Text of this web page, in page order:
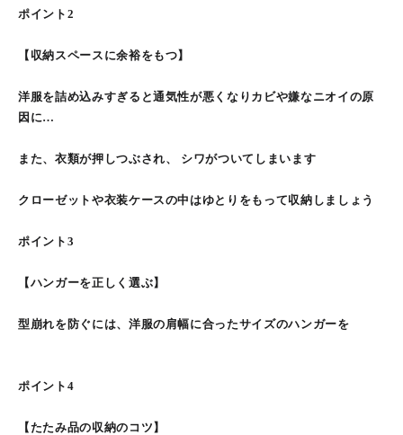
ポイント2
【収納スペースに余裕をもつ】
洋服を詰め込みすぎると通気性が悪くなりカビや嫌なニオイの原
因に…
また、衣類が押しつぶされ、 シワがついてしまいます
クローゼットや衣装ケースの中はゆとりをもって収納しましょう
ポイント3
【ハンガーを正しく選ぶ】
型崩れを防ぐには、洋服の肩幅に合ったサイズのハンガーを
ポイント4
【たたみ品の収納のコツ】